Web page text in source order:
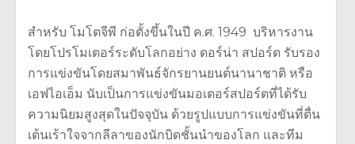
สำหรับ โมโตจีพี ก่อตั้งขึ้นในปี ค.ศ. 1949 บริหารงาน
โดยโปรโมเตอร์ระดับโลกอย่าง ดอร์น่า สปอร์ต รับรอง
การแข่งขันโดยสมาพันธ์จักรยานยนต์นานาชาติ หรือ
เอฟไอเอ็ม นับเป็นการแข่งขันมอเตอร์สปอร์ตที่ได้รับ
ความนิยมสูงสุดในปัจจุบัน ด้วยรูปแบบการแข่งขันที่ตื่น
เต้นเร้าใจจากลีลาของนักบิดชั้นนำของโลก และทีม